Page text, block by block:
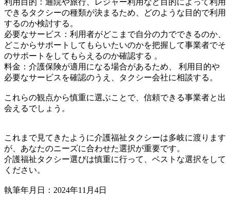
できるタクシーの種類が決まるため、どのような目的で利用
するのか検討する。
必要なサービス：利用者がどこまで自分の力でできるのか、
どこからサポートしてもらいたいのかを把握して事業者でそ
のサポートをしてもらえるのか確認する 。
料金：介護保険が適用になる場合があるため、 利用目的や
必要なサービスを確認のうえ、タクシー会社に相談する。
これらの観点から慎重に選ぶことで、信頼できる事業者と出
会えるでしょう。
これまで見てきたように介護福祉タクシーは多岐に渡ります
が、あなたのニーズに合わせた選択が重要です。
介護福祉タクシー選びは慎重に行って、ベストな選択をして
ください。
執筆年月日：2024年11月4日